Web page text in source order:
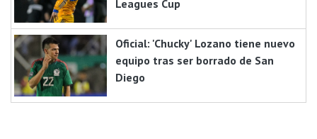
Leagues Cup
Oficial: 'Chucky' Lozano tiene nuevo
equipo tras ser borrado de San
Diego